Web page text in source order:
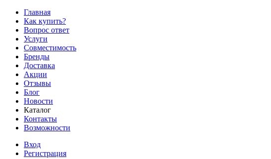
Главная
Как купить?
Вопрос ответ
Услуги
Совместимость
Бренды
Доставка
Акции
Отзывы
Блог
Новости
Каталог
Контакты
Возможности
Вход
Регистрация